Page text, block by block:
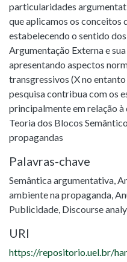
particularidades
que aplicamos os conceitos
estabelecendo o sentido
Argumentação Externa e
apresentando aspectos
transgressivos (X no
pesquisa contribua com os
principalmente em relação
Teoria dos Blocos
propagandas
Palavras-chave
Semântica argumentativa,
ambiente na propaganda,
Publicidade, Discourse
URI
https://repositorio.uel.br/